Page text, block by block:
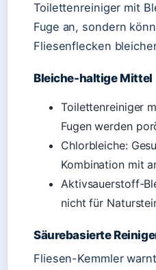
Toilettenreiniger mit
Fuge an, sondern
Fliesenflecken
Bleiche-haltige Mittel
Toilettenreiniger
Fugen werden
Chlorbleiche:
Kombination mit
Aktivsauerstoff-
nicht für
Säurebasierte
Fliesen-Kemmler